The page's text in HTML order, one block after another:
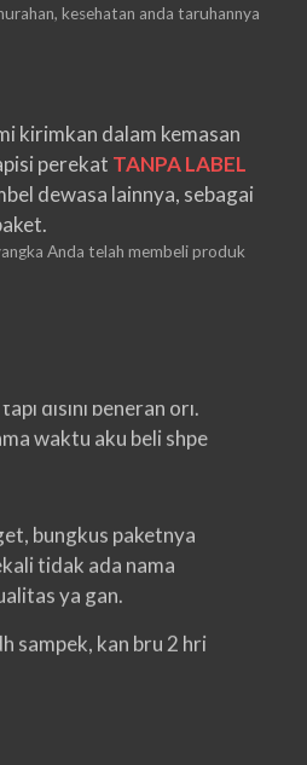
kesehatan anda taruhannya
kirimkan dalam kemasan
perekat TANPA LABEL
dewasa lainnya, sebagai
Anda telah membeli produk
disini beneran ori.
waktu aku beli shpe
tidak ada nama
ya gan.